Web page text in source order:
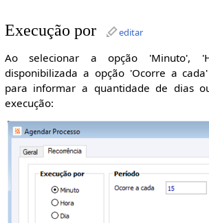
Execução por editar
Ao selecionar a opção 'Minuto',
disponibilizada a opção 'Ocorre a
para informar a quantidade de dias
execução: